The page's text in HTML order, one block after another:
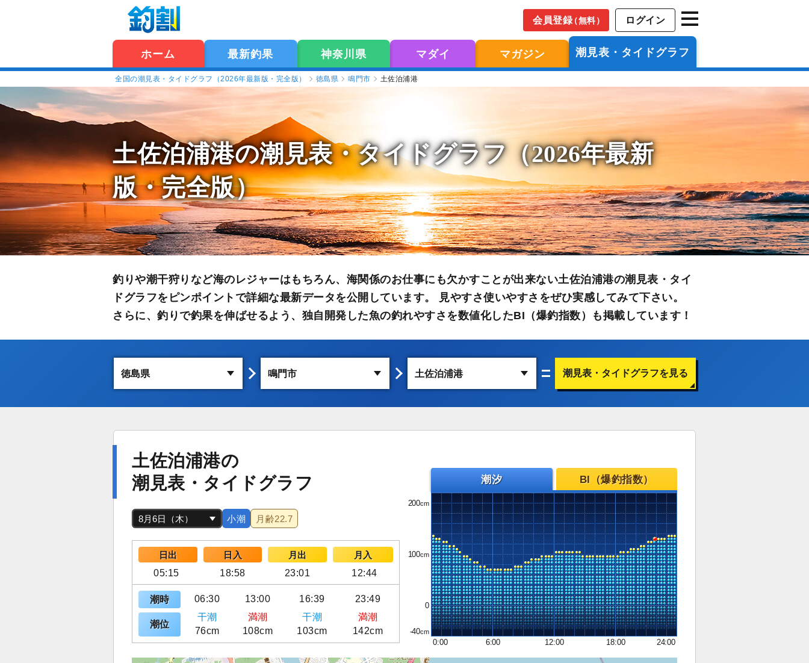
会員登録（無料） ログイン
ホーム 最新釣果 神奈川県 マダイ マガジン 潮見表・タイドグラフ
全国の潮見表・タイドグラフ（2026年最新版・完全版） 徳島県 鳴門市 土佐泊浦港
土佐泊浦港の潮見表・タイドグラフ（2026年最新
版・完全版）
釣りや潮干狩りなど海のレジャーはもちろん、海関係のお仕事にも欠かすことが出来ない土佐泊浦港の潮見表・タイ
ドグラフをピンポイントで詳細な最新データを公開しています。 見やすさ使いやすさをぜひ実感してみて下さい。
さらに、釣りで釣果を伸ばせるよう、独自開発した魚の釣れやすさを数値化したBI（爆釣指数）も掲載しています！
潮見表・タイドグラフを見る
土佐泊浦港の
潮見表・タイドグラフ
小潮 月齢22.7
日出 日入 月出
月入
05:15
18:58 23:01 12:44
潮時 06:30 13:00 16:39 23:49
潮位
干潮 満潮 干潮
満潮
76cm
108cm 103cm 142cm
潮汐 BI（爆釣指数）
200
100
0
-40
0:00
6:00 12:00 18:00 24:00